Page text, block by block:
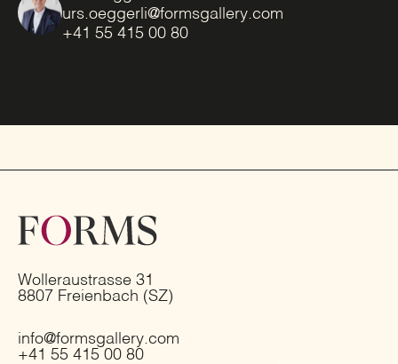
urs.oeggerli@formsgallery.com
+41 55 415 00 80
Wolleraustrasse 31
8807 Freienbach (SZ)
info@formsgallery.com
+41 55 415 00 80